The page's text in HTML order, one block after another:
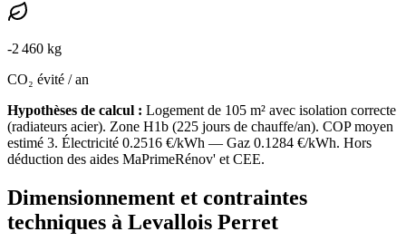
-2 460 kg
CO₂ évité / an
Hypothèses de calcul : Logement de 105 m² avec isolation correcte
(radiateurs acier). Zone H1b (225 jours de chauffe/an). COP moyen
estimé 3. Électricité 0.2516 €/kWh — Gaz 0.1284 €/kWh. Hors
déduction des aides MaPrimeRénov' et CEE.
Dimensionnement et contraintes
techniques à Levallois Perret